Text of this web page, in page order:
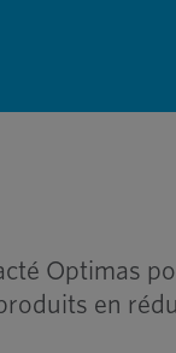
Optimas
en